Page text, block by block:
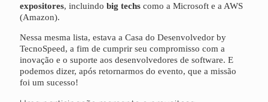
expositores, incluindo big techs como a Microsoft e a AWS
(Amazon).
Nessa mesma lista, estava a Casa do Desenvolvedor by
TecnoSpeed, a fim de cumprir seu compromisso com a
inovação e o suporte aos desenvolvedores de software. E
podemos dizer, após retornarmos do evento, que a missão
foi um sucesso!